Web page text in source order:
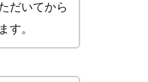
だいてから
す。